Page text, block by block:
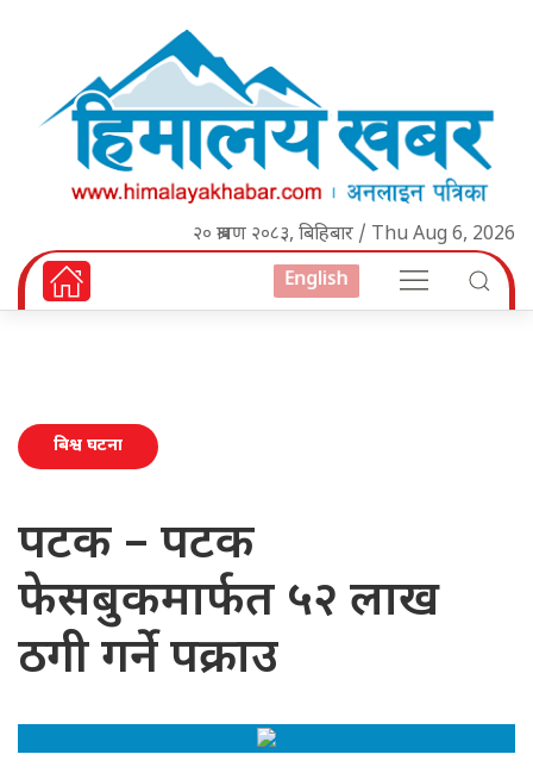
२० श्रावण २०८३, बिहिबार / Thu Aug 6, 2026
English
बिश्व घटना
पटक – पटक
फेसबुकमार्फत ५२ लाख
ठगी गर्ने पक्राउ